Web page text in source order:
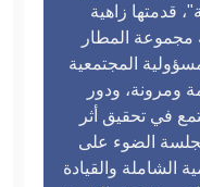
قدمتها زاهية
مجموعة المطار
المجتمعية
ومرونة، ودور
في تحقيق أثر
الضوء على
الشاملة والقيادة